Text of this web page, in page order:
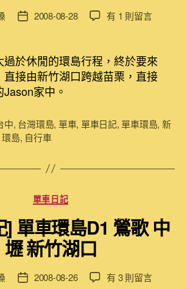
文
佈
日
期
2008-08-28
在
日
記]
單
島
台
中
中
有 1 則留言
於休閒的環島行程，終於要來
直接由新竹湖口跨越苗栗，直接
家中。
中, 台灣環島, 單車, 單車日記, 單車環島, 新
環島, 自行車
分
類
單車日記
] 單車環島D1 鶯歌 中
壢 新竹湖口
文 2008-08-26
在
有 3 則留言